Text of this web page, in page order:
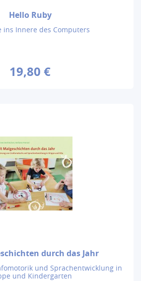
Hello Ruby
ins Innere des Computers
19,80 €
durch das Jahr
und Sprachentwicklung in
und Kindergarten